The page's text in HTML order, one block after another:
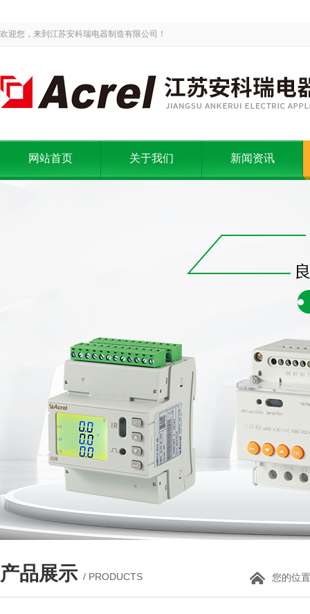
欢迎您，来到江苏安科瑞电器制造有限公司！
网站首页 关于我们 新闻资讯
产品展示 / PRODUCTS 您的位